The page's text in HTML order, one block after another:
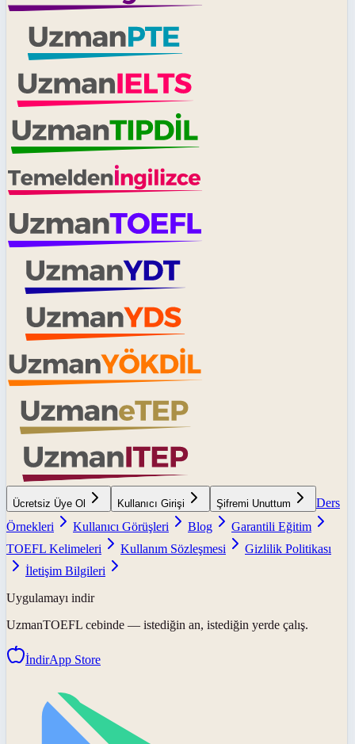
Ücretsiz Üye Ol Kullanıcı Girişi Şifremi Unuttum
Ders
Örnekleri
Kullanıcı Görüşleri Blog
Garantili Eğitim
TOEFL Kelimeleri
Kullanım Sözleşmesi
Gizlilik Politikası
İletişim Bilgileri
Uygulamayı indir
UzmanTOEFL cebinde — istediğin an, istediğin yerde çalış.
İndirApp Store